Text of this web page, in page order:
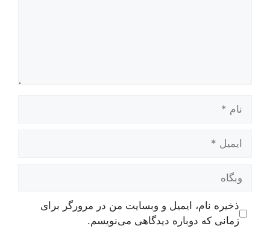
ایمیل
وبگاه
ذخیره نام، ایمیل و وبسایت من در مرورگر برای
زمانی که دوباره دیدگاهی می‌نویسم.